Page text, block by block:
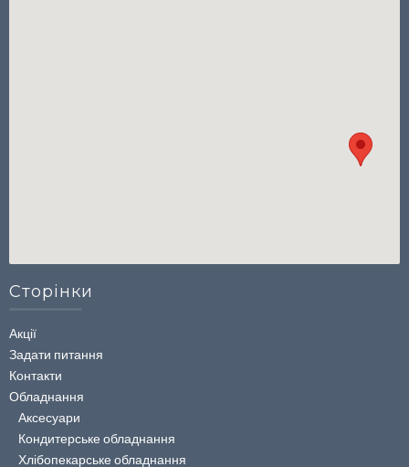
Сторінки
Акції
Задати питання
Контакти
Обладнання
Аксесуари
Кондитерське обладнання
Хлібопекарське обладнання